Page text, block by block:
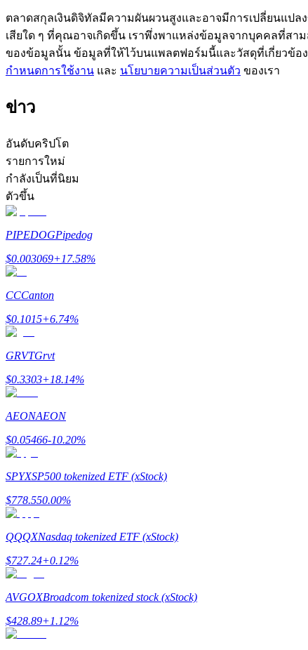
คัดลอกการซื้อขาย
เป็นเทรดเดอร์คัดลอก
เพลิดเพลินกับการแบ่งปันผลกำไรและค่าคอมมิชชั่นการคั
ข้อมูล
การวิเคราะห์ข้อมูลขนาดใหญ่ รวมถึงข้อมูลการค้า ฯลฯ
แนะนำ
คู่มือเริ่มต้นฟิวเจอร์ส
ตลาดสกุลเงินดิจิทัลมีความผันผวนสูงและอาจมีการเปลี่ยนแป
เสียใด ๆ ที่คุณอาจเกิดขึ้น เราพึ่งพาแหล่งข้อมูลจากบุคคลที่สา
ของข้อมูลนั้น ข้อมูลที่ให้ไว้บนแพลตฟอร์มนี้และวัสดุที่เกี่ยวข้อ
กำหนดการใช้งาน และ นโยบายความเป็นส่วนตัว ของเรา
ข่าว
อันดับคริปโต
รายการใหม่
กำลังเป็นที่นิยม
ตัวขึ้น
PIPEDOGPipedog
$0.003069+17.58%
CCCanton
$0.1015+6.74%
GRVTGrvt
$0.3303+18.14%
AEONAEON
$0.05466-10.20%
SPYXSP500 tokenized ETF (xStock)
$778.550.00%
QQQXNasdaq tokenized ETF (xStock)
$727.24+0.12%
AVGOXBroadcom tokenized stock (xStock)
$428.89+1.12%